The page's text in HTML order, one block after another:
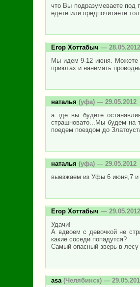
что Вы подразумеваете под
едете или предпочитаете
Егор Хоттабыч — 28.05.2012
Мы идем 9-12 июня. Можете
приютах и нанимать
наталья (уфа) — 29.05.2012
а где вы будете
страшновато...Мы будем на
поедем поездом до
наталья (уфа) — 29.05.2012
выезжаем из Уфы 6 июня,7 и
Егор Хоттабыч — 29.05.2012
Удачи!
А вдвоем с девочкой не
какие соседи попадутся?
Самый опасный зверь в лесу
asa (Челябинск) —